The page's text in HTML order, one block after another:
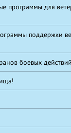
программы для
поддержки
боевых